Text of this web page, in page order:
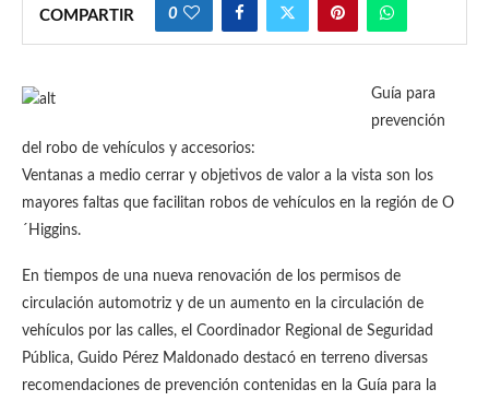
COMPARTIR 0
Guía para
prevención
del robo de vehículos y accesorios:
Ventanas a medio cerrar y objetivos de valor a la vista son los
mayores faltas que facilitan robos de vehículos en la región de O
´Higgins.
En tiempos de una nueva renovación de los permisos de
circulación automotriz y de un aumento en la circulación de
vehículos por las calles, el Coordinador Regional de Seguridad
Pública, Guido Pérez Maldonado destacó en terreno diversas
recomendaciones de prevención contenidas en la Guía para la